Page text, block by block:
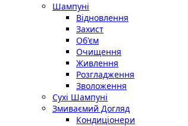
Шампуні
Відновлення
Захист
Об'єм
Очищення
Живлення
Розгладження
Зволоження
Сухі Шампуні
Змиваємий Догляд
Кондиціонери